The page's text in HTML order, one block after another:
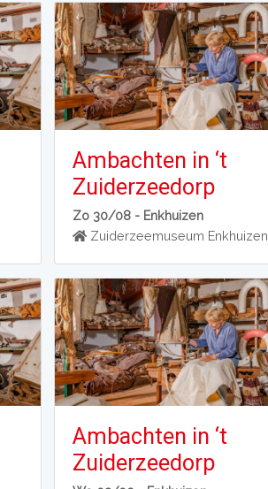
Ambachten in ‘t
Zuiderzeedorp
Zo 30/08 - Enkhuizen
Zuiderzeemuseum Enkhuizen
Ambachten in ‘t
Zuiderzeedorp